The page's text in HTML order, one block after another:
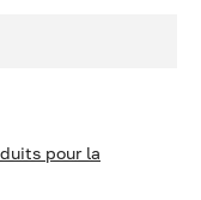
pour la